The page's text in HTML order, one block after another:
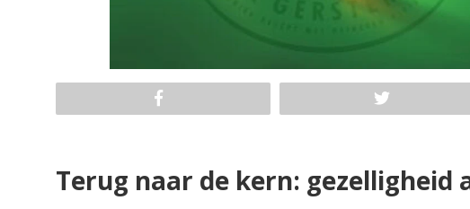
Terug naar de kern: gezelligheid